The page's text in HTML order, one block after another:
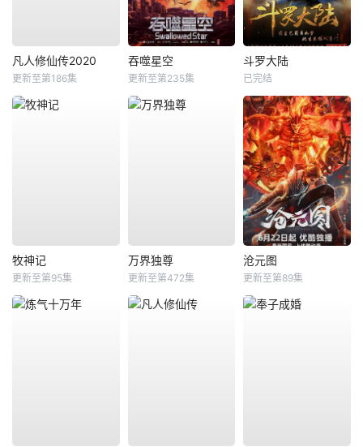
凡人修仙传2020
更新至第186集
吞噬星空
更新至第235集
斗罗大陆
已完结
牧神记
更新至第95集
万界独尊
更新至第472集
沧元图
更新至第89集